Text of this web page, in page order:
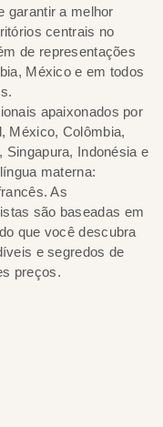
garantir a melhor
centrais no
de representações
México e em todos
apaixonados por
México, Colômbia,
Singapura, Indonésia e
materna:
As
são baseadas em
que você descubra
e segredos de
preços.